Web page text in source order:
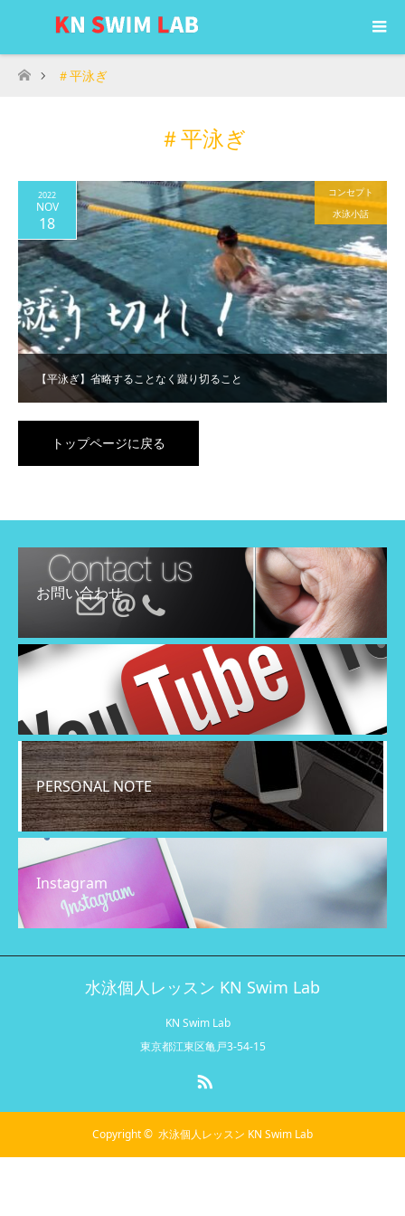
ホーム
＃平泳ぎ
＃平泳ぎ
【平泳ぎ】省略することなく蹴り切ること
2022
NOV
18
コンセプト
水泳小話
トップページに戻る
お問い合わせ
PERSONAL NOTE
Instagram
水泳個人レッスン KN Swim Lab
KN Swim Lab
東京都江東区亀戸3-54-15
Copyright © 水泳個人レッスン KN Swim Lab